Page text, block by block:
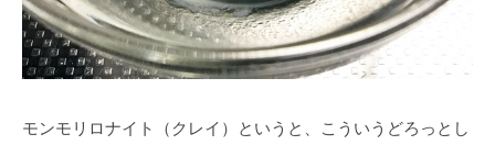
モンモリロナイト（クレイ）というと、こういうどろっとし